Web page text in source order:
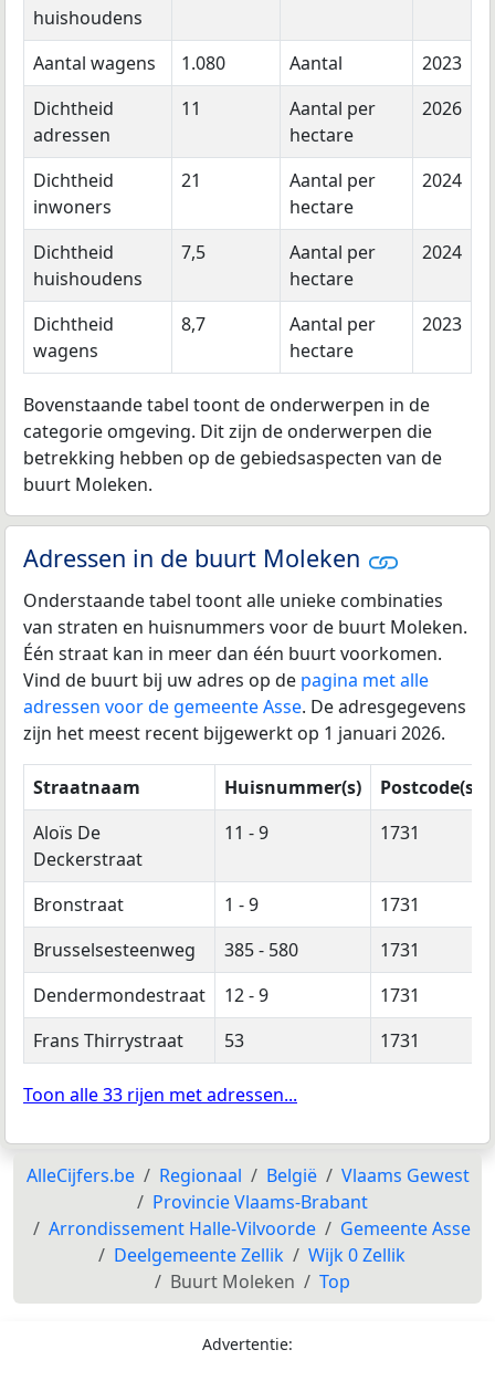
huishoudens
Aantal wagens 1.080 Aantal
2023
Dichtheid
adressen
11
Aantal per
hectare
2026
Dichtheid
inwoners
21
Aantal per
hectare
2024
Dichtheid
huishoudens
7,5
Aantal per
hectare
2024
Dichtheid
wagens
8,7
Aantal per
hectare
2023
Bovenstaande tabel toont de onderwerpen in de
categorie omgeving. Dit zijn de onderwerpen die
betrekking hebben op de gebiedsaspecten van de
buurt Moleken.
Adressen in de buurt Moleken
Onderstaande tabel toont alle unieke combinaties
van straten en huisnummers voor de buurt Moleken.
Één straat kan in meer dan één buurt voorkomen.
Vind de buurt bij uw adres op de pagina met alle
adressen voor de gemeente Asse. De adresgegevens
zijn het meest recent bijgewerkt op 1 januari 2026.
Straatnaam Huisnummer(s)
Postcode(s)
Aloïs De
Deckerstraat
11 - 9 1731
Bronstraat 1 - 9
1731
Brusselsesteenweg
385 - 580
1731
Dendermondestraat
12 - 9
1731
Frans Thirrystraat
53 1731
Toon alle 33 rijen met adressen...
AlleCijfers.be Regionaal België
Vlaams Gewest
Provincie Vlaams-Brabant
Arrondissement Halle-Vilvoorde
Gemeente Asse
Deelgemeente Zellik
Wijk 0 Zellik
Buurt Moleken
Top
Advertentie: